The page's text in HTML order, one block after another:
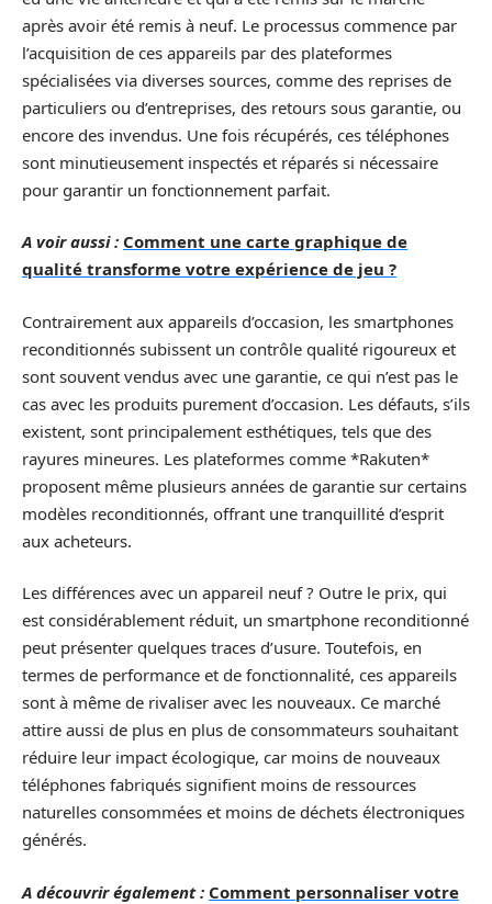
après avoir été remis à neuf. Le processus commence par
l’acquisition de ces appareils par des plateformes
spécialisées via diverses sources, comme des reprises de
particuliers ou d’entreprises, des retours sous garantie, ou
encore des invendus. Une fois récupérés, ces téléphones
sont minutieusement inspectés et réparés si nécessaire
pour garantir un fonctionnement parfait.
A voir aussi : Comment une carte graphique de
qualité transforme votre expérience de jeu ?
Contrairement aux appareils d’occasion, les smartphones
reconditionnés subissent un contrôle qualité rigoureux et
sont souvent vendus avec une garantie, ce qui n’est pas le
cas avec les produits purement d’occasion. Les défauts, s’ils
existent, sont principalement esthétiques, tels que des
rayures mineures. Les plateformes comme *Rakuten*
proposent même plusieurs années de garantie sur certains
modèles reconditionnés, offrant une tranquillité d’esprit
aux acheteurs.
Les différences avec un appareil neuf ? Outre le prix, qui
est considérablement réduit, un smartphone reconditionné
peut présenter quelques traces d’usure. Toutefois, en
termes de performance et de fonctionnalité, ces appareils
sont à même de rivaliser avec les nouveaux. Ce marché
attire aussi de plus en plus de consommateurs souhaitant
réduire leur impact écologique, car moins de nouveaux
téléphones fabriqués signifient moins de ressources
naturelles consommées et moins de déchets électroniques
générés.
A découvrir également : Comment personnaliser votre